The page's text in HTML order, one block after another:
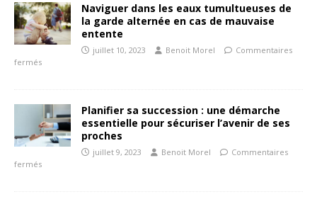
Naviguer dans les eaux tumultueuses de
la garde alternée en cas de mauvaise
entente
juillet 10, 2023 Benoit Morel
Commentaires
fermés
Planifier sa succession : une démarche
essentielle pour sécuriser l’avenir de ses
proches
juillet 9, 2023 Benoit Morel
Commentaires
fermés